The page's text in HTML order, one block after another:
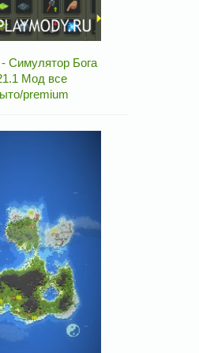
Симулятор Бога
Мод все
premium